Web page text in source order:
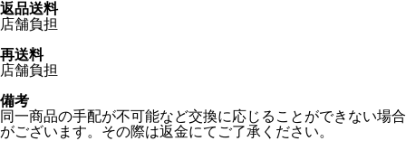
返品送料
店舗負担
再送料
店舗負担
備考
同一商品の手配が不可能など交換に応じることができない場合
がございます。その際は返金にてご了承ください。